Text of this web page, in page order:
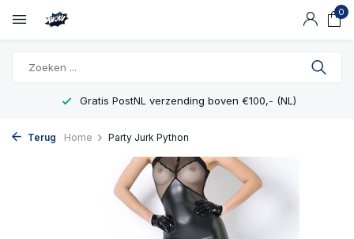
0
Gratis PostNL verzending boven €100,- (NL)
Terug Home Party Jurk Python